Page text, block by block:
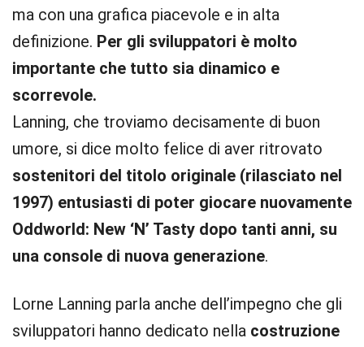
ma con una grafica piacevole e in alta
definizione. Per gli sviluppatori è molto
importante che tutto sia dinamico e
scorrevole.
Lanning, che troviamo decisamente di buon
umore, si dice molto felice di aver ritrovato
sostenitori del titolo originale (rilasciato nel
1997) entusiasti di poter giocare nuovamente
Oddworld: New ‘N’ Tasty dopo tanti anni, su
una console di nuova generazione.
Lorne Lanning parla anche dell’impegno che gli
sviluppatori hanno dedicato nella costruzione